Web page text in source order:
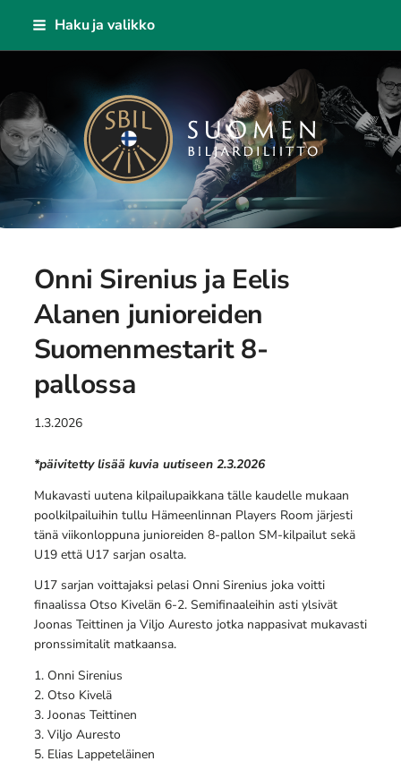
Siirry
Haku ja valikko
Suomen Biljardiliitto ry
Onni Sirenius ja Eelis
Alanen junioreiden
Suomenmestarit 8-
pallossa
1.3.2026
*päivitetty lisää kuvia uutiseen 2.3.2026
Mukavasti uutena kilpailupaikkana tälle kaudelle mukaan
poolkilpailuihin tullu Hämeenlinnan Players Room järjesti
tänä viikonloppuna junioreiden 8-pallon SM-kilpailut sekä
U19 että U17 sarjan osalta.
U17 sarjan voittajaksi pelasi Onni Sirenius joka voitti
finaalissa Otso Kivelän 6-2. Semifinaaleihin asti ylsivät
Joonas Teittinen ja Viljo Auresto jotka nappasivat mukavasti
pronssimitalit matkaansa.
1. Onni Sirenius
2. Otso Kivelä
3. Joonas Teittinen
3. Viljo Auresto
5. Elias Lappeteläinen